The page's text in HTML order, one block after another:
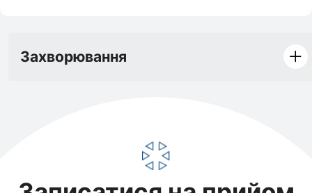
Захворювання